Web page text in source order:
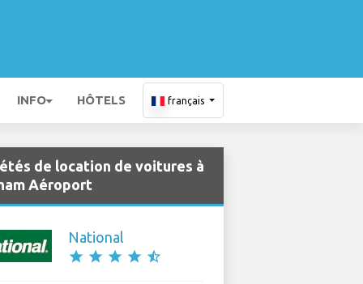
INFO HÔTELS français
de location de voitures à
Aéroport
National
star star star star star_half